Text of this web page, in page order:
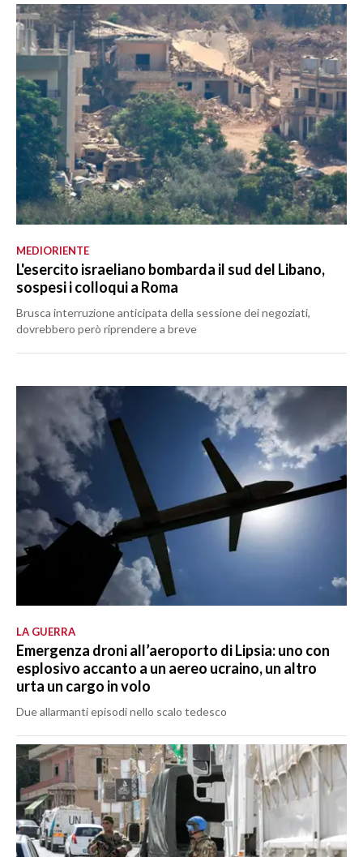
MEDIORIENTE
L'esercito israeliano bombarda il sud del Libano,
sospesi i colloqui a Roma
Brusca interruzione anticipata della sessione dei negoziati,
dovrebbero però riprendere a breve
LA GUERRA
Emergenza droni all’aeroporto di Lipsia: uno con
esplosivo accanto a un aereo ucraino, un altro
urta un cargo in volo
Due allarmanti episodi nello scalo tedesco